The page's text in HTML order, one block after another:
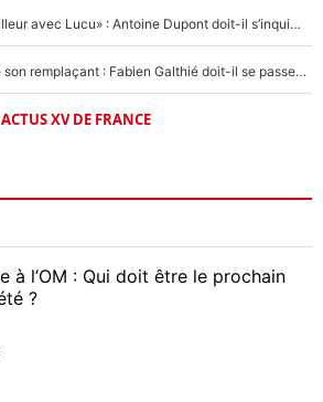
«Le XV de France est meilleur avec Lucu» : Antoine Dupont doit-il s’inquiéter pour sa place ?
Le XV de France a trouvé son remplaçant : Fabien Galthié doit-il se passer d'Antoine Dupont ?
ACTUS XV DE FRANCE
à l’OM : Qui doit être le prochain
?